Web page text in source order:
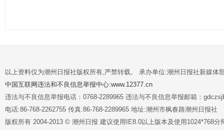
以上资料仅为潮州日报社版权所有,严禁转载。 承办单位:潮州日报社新媒体
中国互联网违法和不良信息举报中心:www.12377.cn
违法与不良信息举报电话：0768-2289965 违法与不良信息举报邮箱：
电话:86-768-2262755 传真:86-768-2289965 地址:潮州市枫春路潮州日报社
版权所有 2004-2013 © 潮州日报 建议使用IE8.0以上版本及使用1024*768分